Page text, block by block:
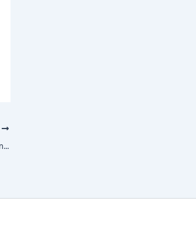
Quand on se compare, on ne se console pas toujours